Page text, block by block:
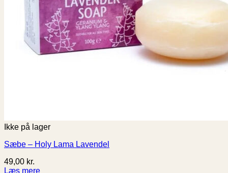
Ikke på lager
Sæbe – Holy Lama Lavendel
49,00 kr.
Læs mere